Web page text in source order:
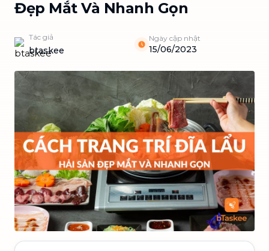
Đẹp Mắt Và Nhanh Gọn
Tác giả
btaskee
Ngày cập nhật
15/06/2023